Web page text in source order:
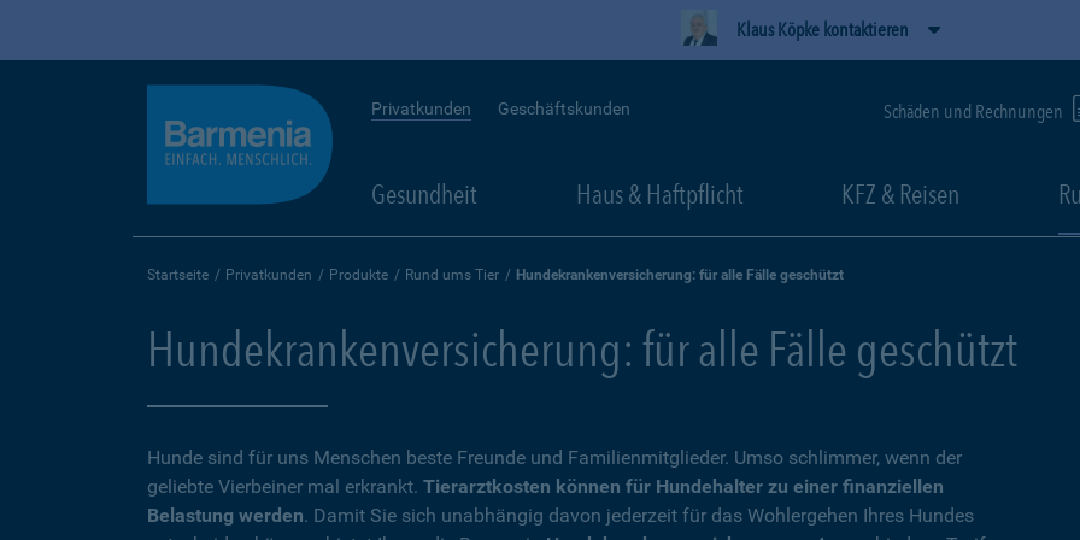
Klaus Köpke kontaktieren
Privatkunden Geschäftskunden Schäden und Rechnungen
Gesundheit Haus & Haftpflicht KFZ & Reisen
Startseite Privatkunden Produkte Rund ums Tier Hundekrankenversicherung: für alle Fälle geschützt
Hundekrankenversicherung: für alle Fälle geschützt
Hunde sind für uns Menschen beste Freunde und Familienmitglieder. Umso schlimmer, wenn der
geliebte Vierbeiner mal erkrankt. Tierarztkosten können für Hundehalter zu einer finanziellen
Belastung werden. Damit Sie sich unabhängig davon jederzeit für das Wohlergehen Ihres Hundes